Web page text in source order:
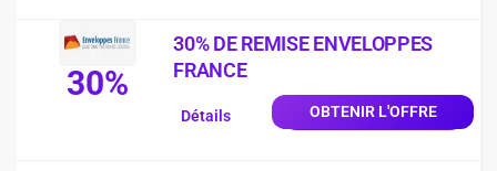
30%
30% DE REMISE ENVELOPPES
FRANCE
OBTENIR L'OFFRE
Détails